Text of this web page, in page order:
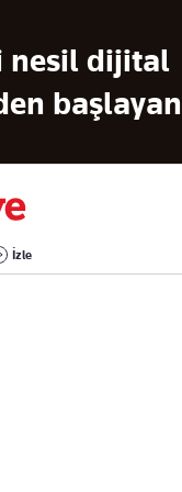
nesil dijital
İzle
Sinema
Kitap